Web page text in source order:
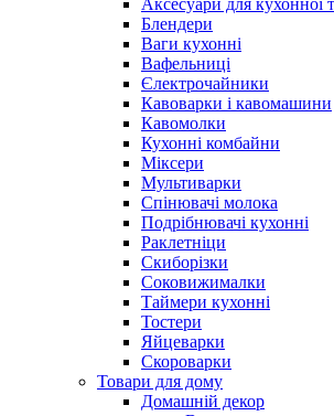
Аксесуари для кухонної
Блендери
Ваги кухонні
Вафельниці
Єлектрочайники
Кавоварки і кавомашини
Кавомолки
Кухонні комбайни
Міксери
Мультиварки
Спінювачі молока
Подрібнювачі кухонні
Раклетніци
Скиборізки
Соковижималки
Таймери кухонні
Тостери
Яйцеварки
Скороварки
Товари для дому
Домашній декор